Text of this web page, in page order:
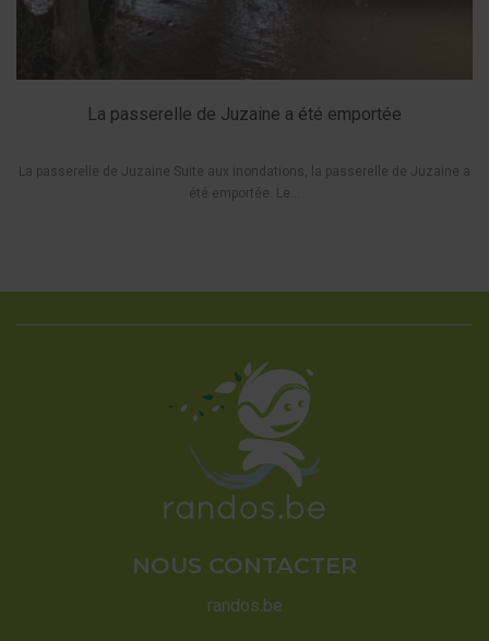
La passerelle de Juzaine a été emportée
La passerelle de Juzaine Suite aux inondations, la passerelle de Juzaine a
été emportée. Le...
NOUS CONTACTER
randos.be